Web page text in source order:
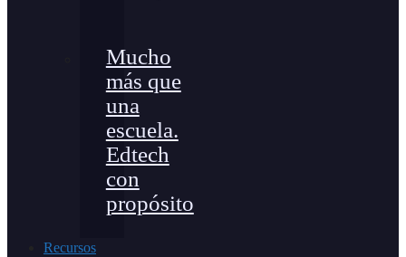
Mucho
más que
una
escuela.
Edtech
con
propósito
Recursos